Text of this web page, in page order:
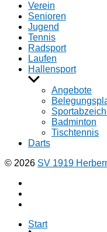
Verein
Senioren
Jugend
Tennis
Radsport
Laufen
Hallensport
Untermenü
anzeigenAngebote
Badminton
Tischtennis
Darts
© 2026 SV 1919
Start